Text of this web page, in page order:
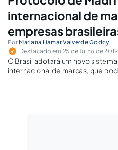
internacional de
empresas
Por Mariana Hamar Valverde Godoy
Destacado em 25 de Julho de 2019
O Brasil adotará um novo
internacional de marcas, que
negócios.